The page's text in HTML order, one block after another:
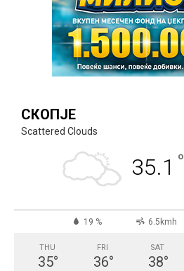
СКОПЈЕ
Scattered Clouds
35.1 °
19 % 6.5kmh
THU
35°
FRI
36°
SAT
38°